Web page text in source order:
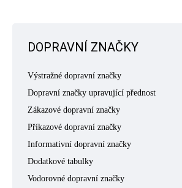
DOPRAVNÍ ZNAČKY
Výstražné dopravní značky
Dopravní značky upravující přednost
Zákazové dopravní značky
Příkazové dopravní značky
Informativní dopravní značky
Dodatkové tabulky
Vodorovné dopravní značky